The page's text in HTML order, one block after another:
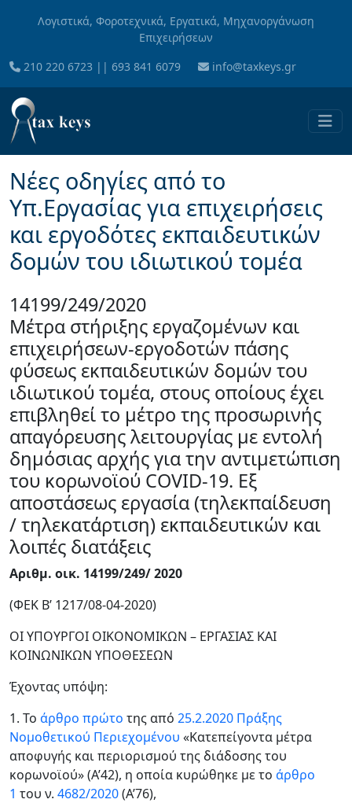
Λογιστικά, Φοροτεχνικά, Εργατικά, Μηχανοργάνωση
Επιχειρήσεων
210 220 6723 || 693 841 6079 info@taxkeys.gr
Νέες οδηγίες από το
Υπ.Εργασίας για επιχειρήσεις
και εργοδότες εκπαιδευτικών
δομών του ιδιωτικού τομέα
14199/249/2020
Μέτρα στήριξης εργαζομένων και
επιχειρήσεων-εργοδοτών πάσης
φύσεως εκπαιδευτικών δομών του
ιδιωτικού τομέα, στους οποίους έχει
επιβληθεί το μέτρο της προσωρινής
απαγόρευσης λειτουργίας με εντολή
δημόσιας αρχής για την αντιμετώπιση
του κορωνοϊού COVID-19. Εξ
αποστάσεως εργασία (τηλεκπαίδευση
/ τηλεκατάρτιση) εκπαιδευτικών και
λοιπές διατάξεις
Αριθμ. οικ. 14199/249/ 2020
(ΦΕΚ B’ 1217/08-04-2020)
ΟΙ ΥΠΟΥΡΓΟΙ ΟΙΚΟΝΟΜΙΚΩΝ – ΕΡΓΑΣΙΑΣ ΚΑΙ
ΚΟΙΝΩΝΙΚΩΝ ΥΠΟΘΕΣΕΩΝ
Έχοντας υπόψη:
1. Το άρθρο πρώτο της από 25.2.2020 Πράξης
Νομοθετικού Περιεχομένου «Κατεπείγοντα μέτρα
αποφυγής και περιορισμού της διάδοσης του
κορωνοϊού» (Α’42), η οποία κυρώθηκε με το άρθρο
1 του ν. 4682/2020(Α’76),